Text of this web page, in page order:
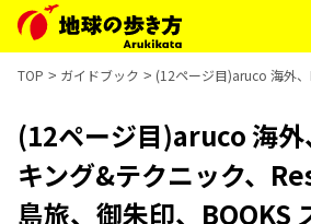
TOP ガイドブック (12ページ目)aruco 海外
(12ページ目)aruco 海
キング&テクニック、
島旅、御朱印、BOOKS